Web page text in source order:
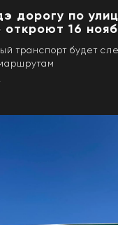
дорогу по
откроют 16
транспорт будет